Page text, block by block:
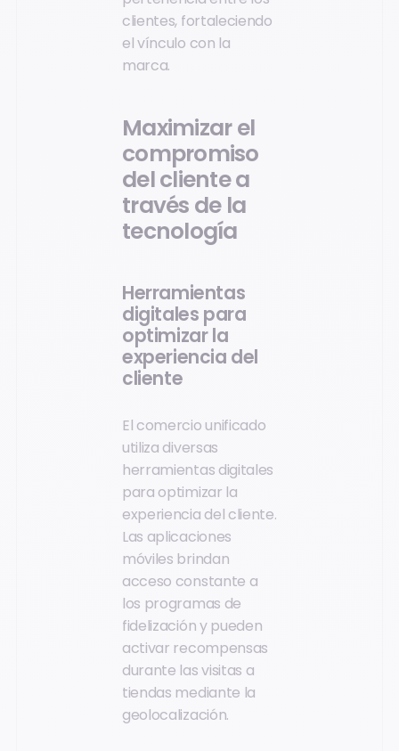
clientes, fortaleciendo
el vínculo con la
marca.
Maximizar el
compromiso
del cliente a
través de la
tecnología
Herramientas
digitales para
optimizar la
experiencia del
cliente
El comercio unificado
utiliza diversas
herramientas digitales
para optimizar la
experiencia del cliente.
Las aplicaciones
móviles brindan
acceso constante a
los programas de
fidelización y pueden
activar recompensas
durante las visitas a
tiendas mediante la
geolocalización.